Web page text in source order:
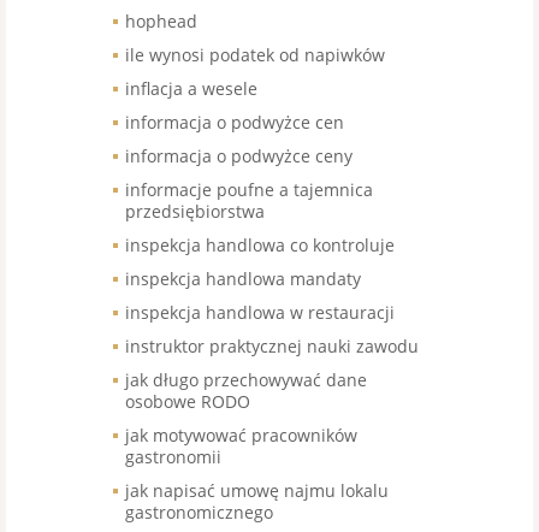
hophead
ile wynosi podatek od napiwków
inflacja a wesele
informacja o podwyżce cen
informacja o podwyżce ceny
informacje poufne a tajemnica
przedsiębiorstwa
inspekcja handlowa co kontroluje
inspekcja handlowa mandaty
inspekcja handlowa w restauracji
instruktor praktycznej nauki zawodu
jak długo przechowywać dane
osobowe RODO
jak motywować pracowników
gastronomii
jak napisać umowę najmu lokalu
gastronomicznego